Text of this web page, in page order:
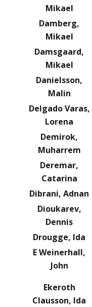
Mikael
Damberg,
Mikael
Damsgaard,
Mikael
Danielsson,
Malin
Delgado Varas,
Lorena
Demirok,
Muharrem
Deremar,
Catarina
Dibrani, Adnan
Dioukarev,
Dennis
Drougge, Ida
E Weinerhall,
John
Ekeroth
Clausson, Ida